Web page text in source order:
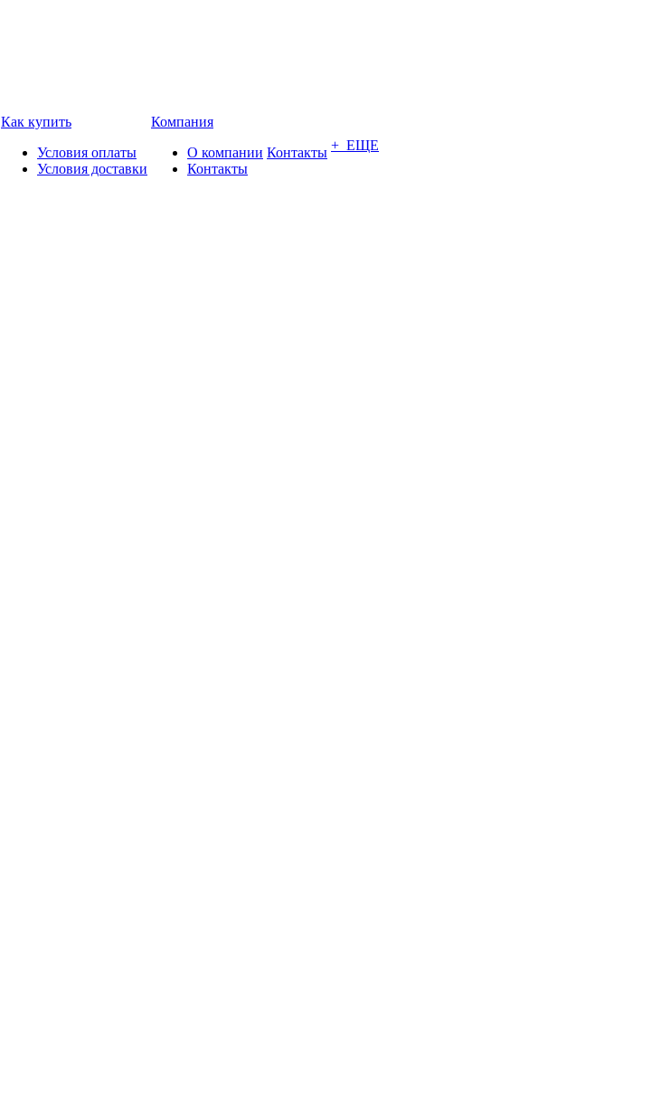
Как купить
Условия оплаты
Условия доставки
Компания
О компании
Контакты
Контакты + ЕЩЕ